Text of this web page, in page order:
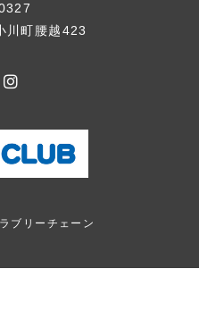
川町腰越423
ブリーチェーン